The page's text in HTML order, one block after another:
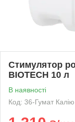
Стимулятор
BIOTECH 10 л
В наявності
Код: 36-Гумат